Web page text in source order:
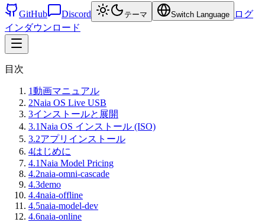
GitHub
Discord テーマ Switch Language
ログ
インダウンロード
目次
1動画マニュアル
2Naia OS Live USB
3インストールと展開
3.1Naia OS インストール (ISO)
3.2アプリインストール
4はじめに
4.1Naia Model Pricing
4.2naia-omni-cascade
4.3demo
4.4naia-offline
4.5naia-model-dev
4.6naia-online